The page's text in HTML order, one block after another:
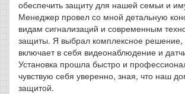
обеспечить защиту для нашей семьи и
Менеджер провел со мной детальную
видам сигнализаций и современным
защиты. Я выбрал комплексное решение,
включает в себя видеонаблюдение и
Установка прошла быстро и
чувствую себя уверенно, зная, что наш
защитой.